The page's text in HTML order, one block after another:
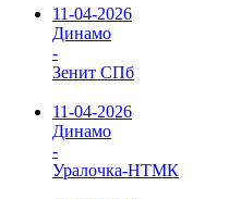
11-04-2026
Динамо
-
Зенит СПб
11-04-2026
Динамо
-
Уралочка-НТМК